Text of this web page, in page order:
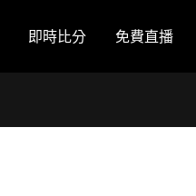
即時比分 免費直播